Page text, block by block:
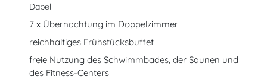
Dabel
7 x Übernachtung im Doppelzimmer
reichhaltiges Frühstücksbuffet
freie Nutzung des Schwimmbades, der Saunen und
des Fitness-Centers